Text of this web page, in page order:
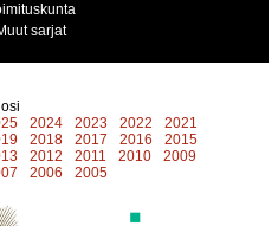
sarjat
2024 2023 2022
2021
2018 2017 2016
2015
2012 2011 2010
2009
2006 2005